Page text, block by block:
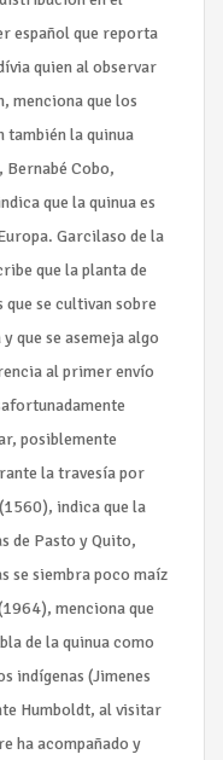
español que reporta
quien al observar
menciona que los
también la quinua
Cobo,
que la quinua es
Garcilaso de la
que la planta de
que se cultivan sobre
que se asemeja algo
al primer envío
posiblemente
la travesía por
indica que la
de Pasto y Quito,
se siembra poco maíz
menciona que
de la quinua como
indígenas (Jimenes
Humboldt, al visitar
ha acompañado y